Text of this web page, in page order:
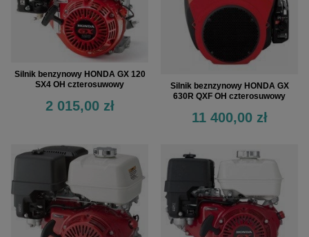
Silnik benzynowy HONDA GX 120
SX4 OH czterosuwowy
2 015,00 zł
Silnik beznzynowy HONDA GX
630R QXF OH czterosuwowy
11 400,00 zł